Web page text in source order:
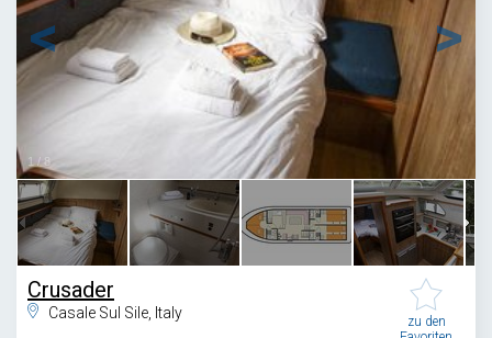
1 / 8
Crusader
Casale Sul Sile, Italy
zu den